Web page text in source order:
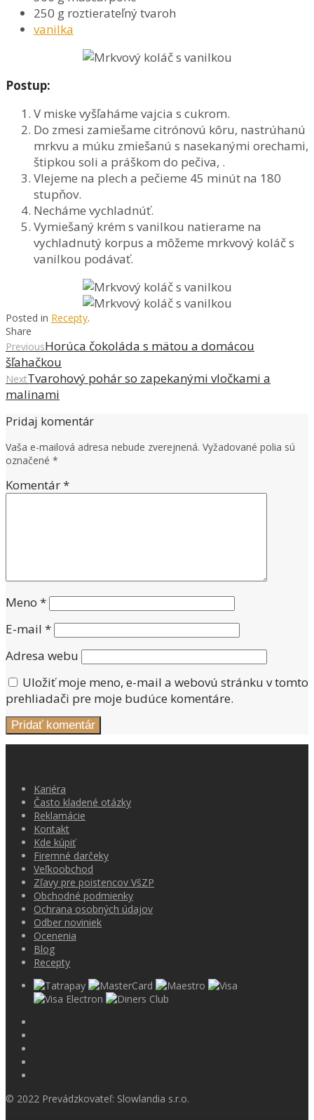
250 g roztierateľný tvaroh
vanilka
Postup:
V miske vyšľaháme vajcia s cukrom.
Do zmesi zamiešame citrónovú kôru, nastrúhanú
mrkvu a múku zmiešanú s nasekanými orechami,
štipkou soli a práškom do pečiva, .
Vlejeme na plech a pečieme 45 minút na 180
stupňov.
Necháme vychladnúť.
Vymiešaný krém s vanilkou natierame na
vychladnutý korpus a môžeme mrkvový koláč s
vanilkou podávať.
Posted in Recepty.
Share
PreviousHorúca čokoláda s mätou a domácou
šľahačkou
NextTvarohový pohár so zapekanými vločkami a
malinami
Pridaj komentár
Vaša e-mailová adresa nebude zverejnená. Vyžadované polia sú
označené *
Komentár*
Meno *
E-mail *
Adresa webu
Uložiť moje meno, e-mail a webovú stránku v tomto
prehliadači pre moje budúce komentáre.
Kariéra
Často kladené otázky
Reklamácie
Kontakt
Kde kúpiť
Firemné darčeky
Veľkoobchod
Zľavy pre poistencov VšZP
Obchodné podmienky
Ochrana osobných údajov
Odber noviniek
Ocenenia
Blog
Recepty
© 2022 Prevádzkovateľ: Slowlandia s.r.o.